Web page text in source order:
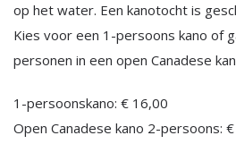
op het water. Een kanotocht is
Kies voor een 1-persoons kano of
personen in een open Canadese
1-persoonskano: € 16,00
Open Canadese kano 2-persoons: